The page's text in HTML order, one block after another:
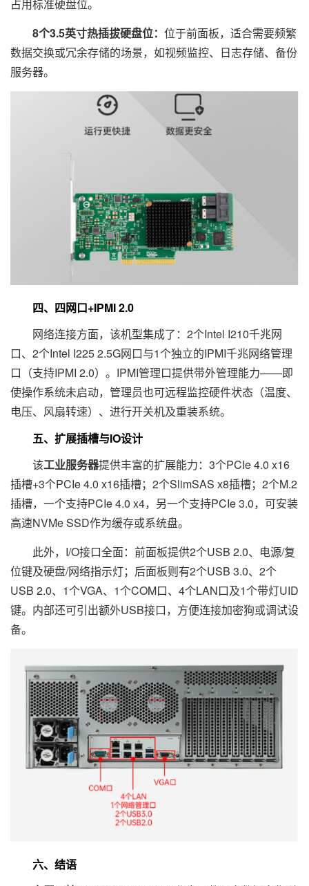
占用标准硬盘位。
8个3.5英寸热插拔硬盘位： 位于前面板，适合需要频繁
数据交换或冗余存储的场景，如视频监控、日志存储、备份
服务器。
四、四网口+IPMI 2.0
网络连接方面，该机型集成了：2个Intel I210千兆网
口、2个Intel I225 2.5G网口与1个独立的IPMI千兆网络管理
口（支持IPMI 2.0）。IPMI管理口提供带外管理能力——即
使操作系统未启动，管理员也可远程监控硬件状态（温度、
电压、风扇转速）、进行开关机及重装系统。
五、扩展插槽与IO设计
该工业服务器提供丰富的扩展能力：3个PCIe 4.0 x16
插槽+3个PCIe 4.0 x16插槽；2个SlimSAS x8插槽；2个M.2
插槽，一个支持PCIe 4.0 x4，另一个支持PCIe 3.0，可安装
高速NVMe SSD作为缓存或系统盘。
此外，I/O接口全面：前面板提供2个USB 2.0、电源/复
位键及硬盘/网络指示灯；后面板则有2个USB 3.0、2个
USB 2.0、1个VGA、1个COM口、4个LAN口及1个带灯UID
键。内部还可引出额外USB接口，方便连接加密狗或调试设
备。
六、结语